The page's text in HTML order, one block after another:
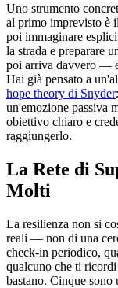
Uno strumento
al primo imprevisto è
poi immaginare
la strada e preparare
poi arriva davvero —
Hai già pensato a
hope theory di Snyder
un'emozione passiva
obiettivo chiaro e
raggiungerlo.
La Rete di
Molti
La resilienza non si
reali — non di una
check-in periodico,
qualcuno che ti
bastano. Cinque sono